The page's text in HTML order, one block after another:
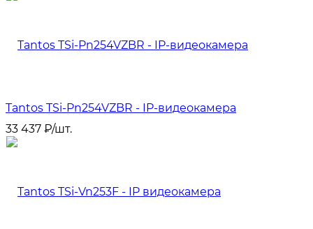
Tantos TSi-Pn254VZBR - IP-видеокамера
33 437 ₽/шт.